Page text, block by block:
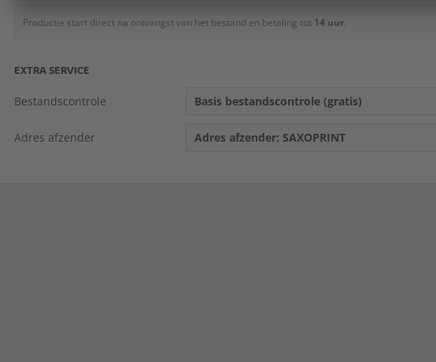
Productie start direct na ontvangst van het bestand en betaling tot 14 uur.
EXTRA SERVICE
Bestandscontrole Basis bestandscontrole (gratis)
Adres afzender Adres afzender: SAXOPRINT